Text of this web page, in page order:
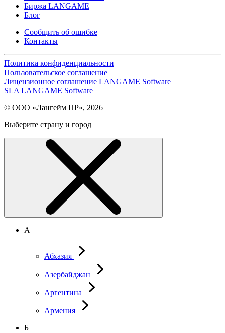
Биржа LANGAME
Блог
Сообщить об ошибке
Контакты
Политика конфиденциальности
Пользовательское соглашение
Лицензионное соглашение LANGAME Software
SLA LANGAME Software
© ООО «Лангейм ПР», 2026
Выберите страну и город
А
Абхазия
Азербайджан
Аргентина
Армения
Б